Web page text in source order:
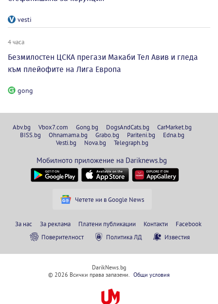
vesti
4 часа
Безмилостен ЦСКА прегази Макаби Тел Авив и гледа
към плейофите на Лига Европа
gong
Abv.bg Vbox7.com Gong.bg DogsAndCats.bg
CarMarket.bg
BISS.bg
Ohnamama.bg Grabo.bg Pariteni.bg
Edna.bg
Vesti.bg
Nova.bg Telegraph.bg
Мобилното приложение на Dariknews.bg
Четете ни в Google News
За нас За реклама Платени публикации Контакти
Facebook
Поверителност
Политика ЛД Известия
DarikNews.bg
© 2026 Всички права запазени. Общи условия